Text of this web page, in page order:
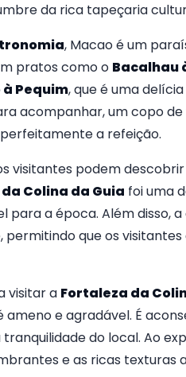
da rica tapeçaria
, Macao é um
pratos como o Bacalhau
Pequim, que é uma
acompanhar, um copo de
a refeição.
visitantes podem
Colina da Guia foi uma
para a época. Além disso,
permitindo que os
visitar a Fortaleza da
ameno e agradável. É
do local. Ao
e as ricas texturas